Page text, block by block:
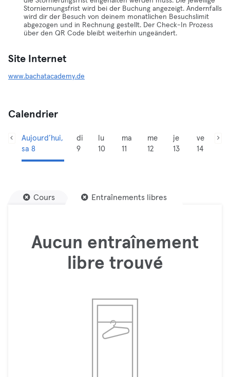
Storniernungsfrist wird bei der Buchung angezeigt. Andernfalls
wird dir der Besuch von deinem monatlichen Besuchslimit
abgezogen und in Rechnung gestellt. Der Check-In Prozess
über den QR Code bleibt weiterhin ungeändert.
Site Internet
www.bachatacademy.de
Calendrier
Aujourd’hui,
sa 8
di
9
lu
10
ma
11
me
12
je
13
ve
14
Cours Entraînements libres
Aucun entraînement
libre trouvé